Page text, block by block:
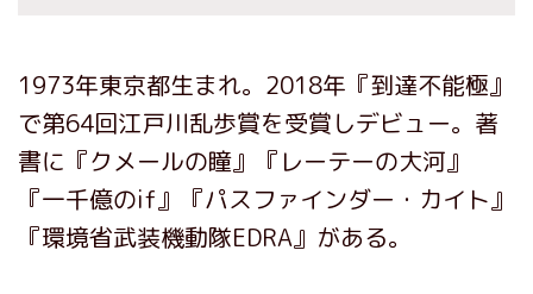
1973年東京都生まれ。2018年『到達不能極』
で第64回江戸川乱歩賞を受賞しデビュー。著
書に『クメールの瞳』『レーテーの大河』
『一千億のif』『パスファインダー・カイト』
『環境省武装機動隊EDRA』がある。